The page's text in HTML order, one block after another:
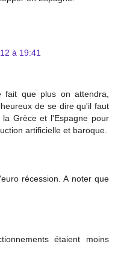
à 19:41
fait que plus on attendra,
de se dire qu'il faut
Grèce et l'Espagne pour
artificielle et baroque.
récession. A noter que
étaient moins